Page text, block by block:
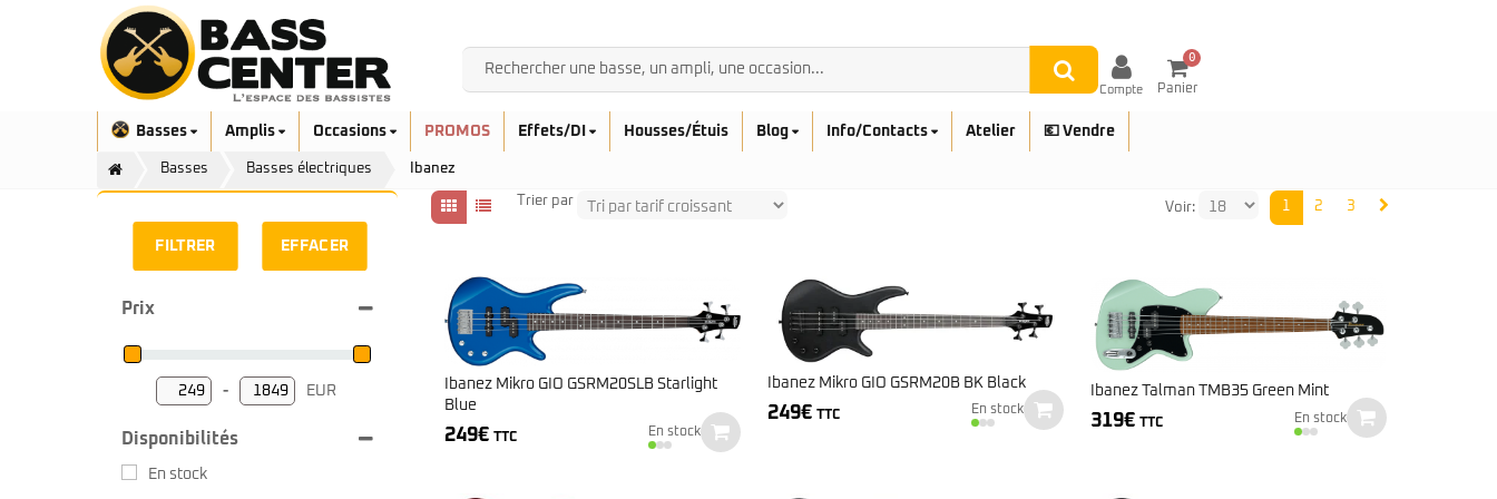
Compte
0
Panier
Basses
Aquilina
Danelectro
Duvoisin
Höfner
Serie SR
Sadowsky
Squier
BASSES ACOUSTIQUES
Breedlove
Furch
Amplis Occasions PROMOS Effets/DI Housses/Étuis Blog Info/Contacts Atelier 💶 Vendre
Basses Basses électriques Ibanez
Trier par Voir: 1 2 3
Ibanez Mikro GIO GSRM20SLB Starlight
Blue
249€ TTC En stock
Ibanez Mikro GIO GSRM20B BK Black
249€ TTC En stock
Ibanez Talman TMB35 Green Mint
319€ TTC En stock
FILTRER EFFACER
Prix
Minimum Price
-
Maximum Price
EUR
Disponibilités
En stock